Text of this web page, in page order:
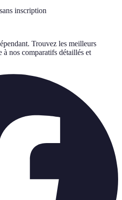
inscription
Trouvez les meilleurs
nos comparatifs détaillés et